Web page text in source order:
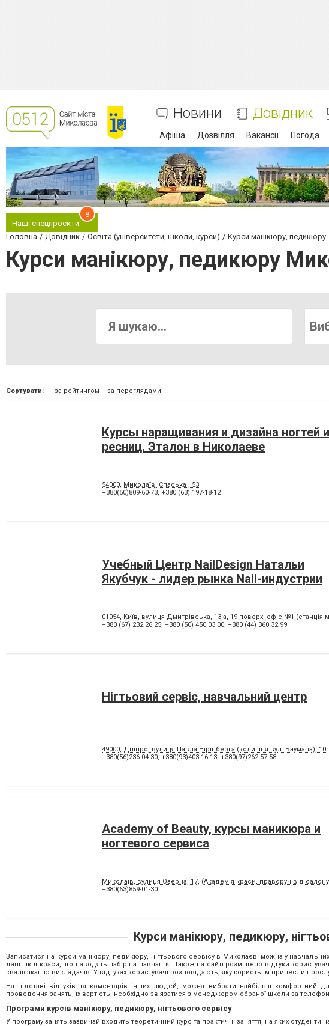
Новини Довідник
Афіша Дозвілля Вакансії Погода
Наші спецпроєкти
8
Головна Довідник Освіта (університети, школи, курси) Курси манікюру, педикюру
Курси манікюру, педикюру
Сортувати: за рейтингом за переглядами
Курсы наращивания и дизайна ногтей и
ресниц. Эталон в Николаеве
54000, Миколаїв, Спаська , 53
+380(50)809-60-73, +380 (63) 197-18-12
Учебный Центр NailDesign Натальи
Якубчук - лидер рынка Nail-индустрии
01054, Київ, вулиця Дмитрівська, 13-а, 19 поверх, офіс №1 (станція
+380 (67) 232 26 25, +380 (50) 450 03 00, +380 (44) 360 32 99
Нігтьовий сервіс, навчальний центр
49000, Дніпро, вулиця Павла Нірінберга (колишня вул. Баумана), 10
+380(56)236-04-30, +380(93)403-16-13, +380(97)262-57-58
Academy of Beauty, курсы маникюра и
ногтевого сервиса
Миколаїв, вулиця Озерна, 17, (Академія краси, праворуч від салону
+380(63)859-01-30
Курси манікюру, педикюру,
Записатися на курси манікюру, педикюру, нігтьового сервісу в Миколаєві можна у
дані шкіл краси, що наводять набір на навчання. Також на сайті розміщено відгуки
кваліфікацію викладачів. У відгуках користувачі розповідають, яку користь їм принесли
На підставі відгуків та коментарів інших людей, можна вибрати найбільш
проведення занять, їх вартість, необхідно зв'язатися з менеджером обраної школи за
Програми курсів манікюру, педикюру, нігтьового сервісу
У програму занять зазвичай входить теоретичний курс та практичні заняття, на яких студенти